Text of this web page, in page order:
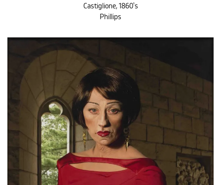
Castiglione, 1860's
Phillips